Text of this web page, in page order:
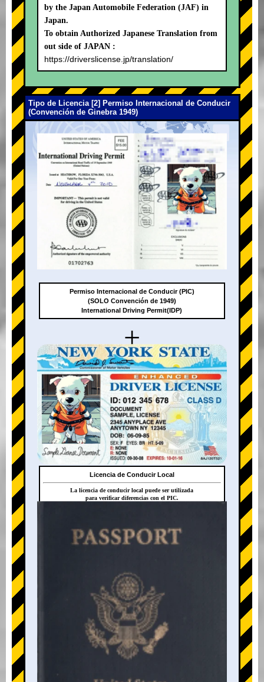
by the Japan Automobile Federation (JAF) in
Japan.
To obtain Authorized Japanese Translation from
out side of JAPAN :
https://driverslicense.jp/translation/
Tipo de Licencia [2] Permiso Internacional de Conducir
(Convención de Ginebra 1949)
+
+
Permiso Internacional de Conducir (PIC)
(SOLO Convención de 1949)
International Driving Permit(IDP)
Licencia de Conducir Local
La licencia de conducir local puede ser utilizada
para verificar diferencias con el PIC.